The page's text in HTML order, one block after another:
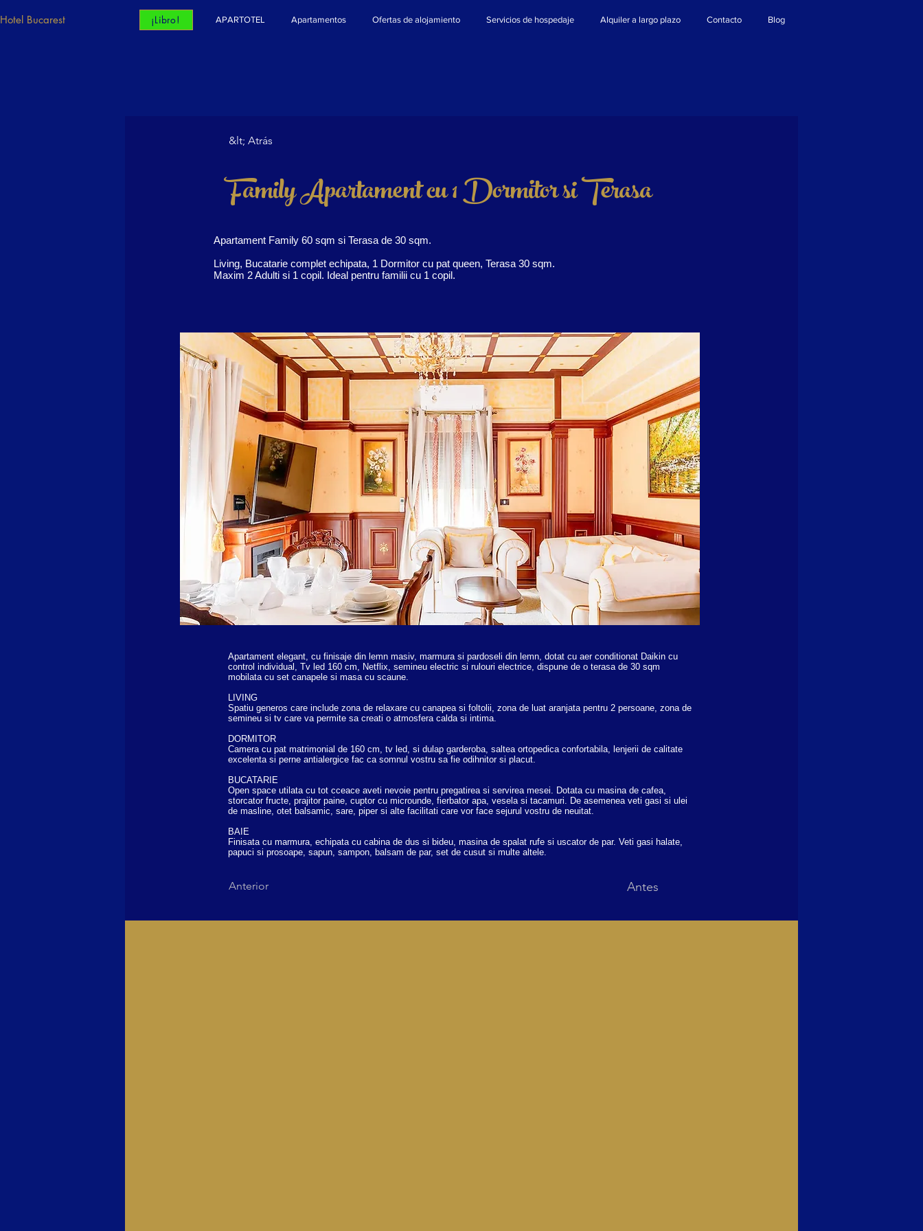
Hotel Bucarest ¡Libro! APARTOTEL Apartamentos Ofertas de alojamiento Servicios de hospedaje Alquiler a largo plazo Contacto Blog
&lt; Atrás
Family Apartament cu 1 Dormitor si Terasa
Apartament Family 60 sqm si Terasa de 30 sqm.
Living, Bucatarie complet echipata, 1 Dormitor cu pat queen, Terasa 30 sqm.
Maxim 2 Adulti si 1 copil. Ideal pentru familii cu 1 copil.
Apartament elegant, cu finisaje din lemn masiv, marmura si pardoseli din lemn, dotat cu aer conditionat Daikin cu
control individual, Tv led 160 cm, Netflix, semineu electric si rulouri electrice, dispune de o terasa de 30 sqm
mobilata cu set canapele si masa cu scaune.
LIVING
Spatiu generos care include zona de relaxare cu canapea si foltolii, zona de luat aranjata pentru 2 persoane, zona de
semineu si tv care va permite sa creati o atmosfera calda si intima.
DORMITOR
Camera cu pat matrimonial de 160 cm, tv led, si dulap garderoba, saltea ortopedica confortabila, lenjerii de calitate
excelenta si perne antialergice fac ca somnul vostru sa fie odihnitor si placut.
BUCATARIE
Open space utilata cu tot cceace aveti nevoie pentru pregatirea si servirea mesei. Dotata cu masina de cafea,
storcator fructe, prajitor paine, cuptor cu microunde, fierbator apa, vesela si tacamuri. De asemenea veti gasi si ulei
de masline, otet balsamic, sare, piper si alte facilitati care vor face sejurul vostru de neuitat.
BAIE
Finisata cu marmura, echipata cu cabina de dus si bideu, masina de spalat rufe si uscator de par. Veti gasi halate,
papuci si prosoape, sapun, sampon, balsam de par, set de cusut si multe altele.
Anterior Antes